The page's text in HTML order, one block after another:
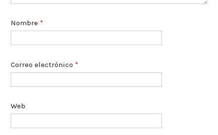
Nombre *
Correo electrónico *
Web